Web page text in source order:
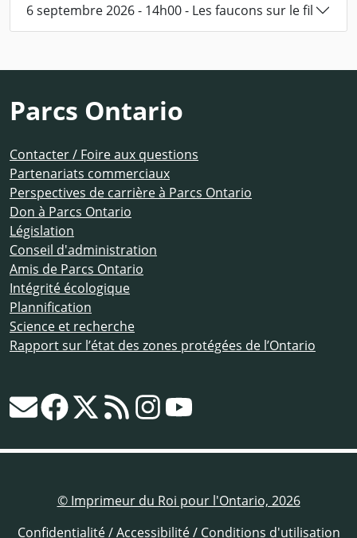
6 septembre 2026 - 14h00 - Les faucons sur le fil
Parcs Ontario
Contacter / Foire aux questions
Partenariats commerciaux
Perspectives de carrière à Parcs Ontario
Don à Parcs Ontario
Législation
Conseil d'administration
Amis de Parcs Ontario
Intégrité écologique
Plannification
Science et recherche
Rapport sur l’état des zones protégées de l’Ontario
© Imprimeur du Roi pour l'Ontario, 2026
Confidentialité/Accessibilité/ Conditions d'utilisation